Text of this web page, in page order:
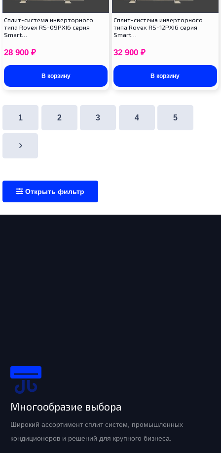
Cплит-система инверторного
типа Rovex RS-09PXI6 серия
Smart…
28 900 ₽
В корзину
Cплит-система инверторного
типа Rovex RS-12PXI6 серия
Smart…
32 900 ₽
В корзину
1 2 3 4 5
Открыть фильтр
Многообразие выбора
Широкий ассортимент сплит систем, промышленных
кондиционеров и решений для крупного бизнеса.